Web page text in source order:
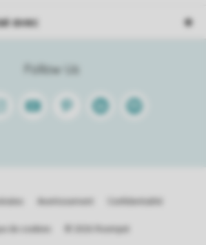
Follow Us
Youtube PinterestLinkedinSpotify
avec
de cookies